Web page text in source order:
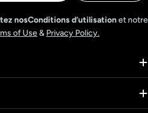
nosConditions d’utilisationet notre
of Use& Privacy Policy.